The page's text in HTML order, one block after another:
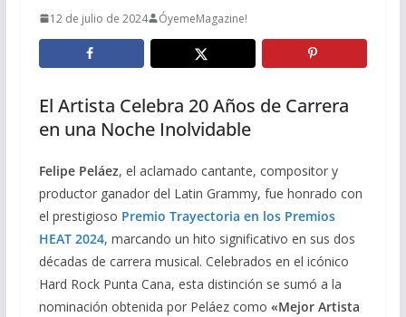
12 de julio de 2024 ÓyemeMagazine!
El Artista Celebra 20 Años de Carrera
en una Noche Inolvidable
Felipe Peláez, el aclamado cantante, compositor y
productor ganador del Latin Grammy, fue honrado con
el prestigioso Premio Trayectoria en los Premios
HEAT 2024, marcando un hito significativo en sus dos
décadas de carrera musical. Celebrados en el icónico
Hard Rock Punta Cana, esta distinción se sumó a la
nominación obtenida por Peláez como «Mejor Artista